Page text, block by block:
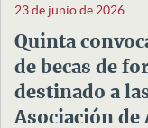
23 de junio de 2026
Quinta
de becas de
destinado a
Asociación de